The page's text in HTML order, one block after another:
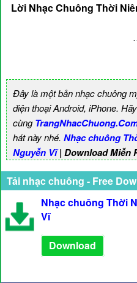
Lời Nhạc Chuông Thời
Đây là một bản nhạc chuông
điện thoại Android, iPhone. Hãy
cùng
hát này nhé. Nhạc chuông
Nguyễn Vĩ| Download Miễn
Tải nhạc chuông - Free
Nhạc chuông Thời
Vĩ
Download